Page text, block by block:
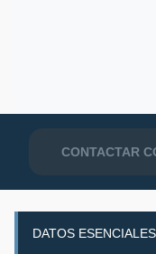
CONTACTAR
DATOS ESENCIALES